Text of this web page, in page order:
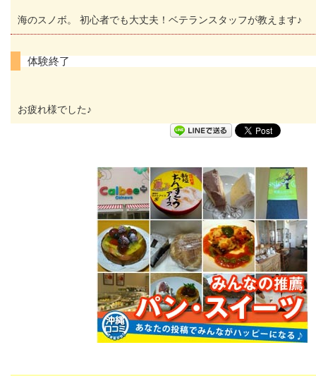
海のスノボ。 初心者でも大丈夫！ベテランスタッフが教えます♪
体験終了
お疲れ様でした♪